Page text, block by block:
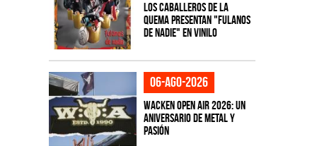
Los Caballeros de la
Quema presentan "Fulanos
de Nadie" en vinilo
06-ago-2026
Wacken Open Air 2026: Un
aniversario de metal y
pasión